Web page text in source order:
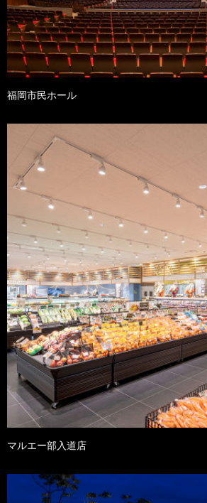
福岡市民ホール
マルエー部入道店